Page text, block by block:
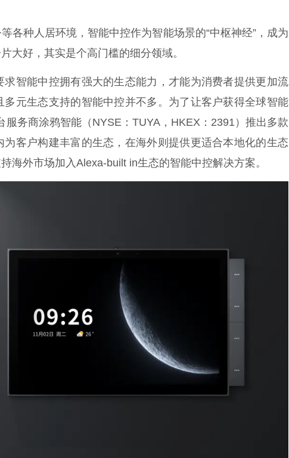
各种人居环境，智能中控作为智能场景的“中枢神经”，成为
大好，其实是个高门槛的细分领域。
智能中控拥有强大的生态能力，才能为消费者提供更加流
元生态支持的智能中控并不多。为了让客户获得全球智能
务商涂鸦智能（NYSE：TUYA，HKEX：2391）推出多款
客户构建丰富的生态，在海外则提供更适合本地化的生态
海外市场加入Alexa-built in生态的智能中控解决方案。